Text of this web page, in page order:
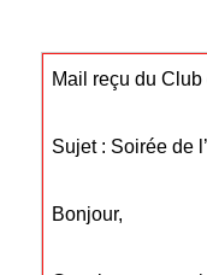
Mail reçu du
Sujet : Soirée de
Bonjour,